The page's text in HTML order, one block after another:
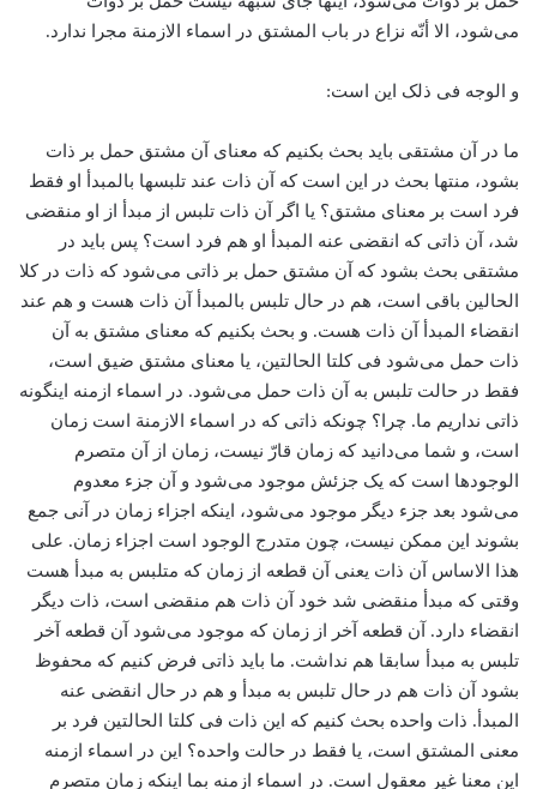
می‌شود، الا أنّه نزاع در باب المشتق در اسماء الازمنة مجرا ندارد.
و الوجه فی ذلک این است:
ما در آن مشتقی باید بحث بکنیم که معنای آن مشتق حمل بر ذات
بشود، منتها بحث در این است که آن ذات عند تلبسها بالمبدأ او فقط
فرد است بر معنای مشتق؟ یا اگر آن ذات تلبس از مبدأ از او منقضی
شد، آن ذاتی که انقضی عنه المبدأ او هم فرد است؟ پس باید در
مشتقی بحث بشود که آن مشتق حمل بر ذاتی می‌شود که ذات در کلا
الحالین باقی است، هم در حال تلبس بالمبدأ آن ذات هست و هم عند
انقضاء المبدأ آن ذات هست. و بحث بکنیم که معنای مشتق به آن
ذات حمل می‌شود فی کلتا الحالتین، یا معنای مشتق ضیق است،
فقط در حالت تلبس به آن ذات حمل می‌شود. در اسماء ازمنه اینگونه
ذاتی نداریم ما. چرا؟ چونکه ذاتی که در اسماء الازمنة است زمان
است، و شما می‌دانید که زمان قارّ نیست، زمان از آن متصرم
الوجودها است که یک جزئش موجود می‌شود و آن جزء معدوم
می‌شود بعد جزء دیگر موجود می‌شود،‌ اینکه اجزاء زمان در آنی جمع
بشوند این ممکن نیست، چون متدرج الوجود است اجزاء زمان. علی
هذا الاساس آن ذات یعنی آن قطعه از زمان ‌که متلبس به مبدأ هست
وقتی که مبدأ منقضی شد‌ خود آن ذات هم منقضی است، ذات دیگر
انقضاء دارد. آن قطعه آخر از زمان که موجود می‌شود آن قطعه آخر
تلبس به مبدأ سابقا هم نداشت. ما باید ذاتی فرض کنیم که محفوظ
بشود آن ذات هم در حال تلبس به مبدأ و هم در حال انقضی عنه
المبدأ. ذات واحده بحث کنیم که این ذات فی کلتا الحالتین فرد بر
معنی المشتق است، یا فقط در حالت واحده؟ این در اسماء ازمنه
این معنا غیر معقول است. در اسماء ازمنه بما اینکه زمان متصرم